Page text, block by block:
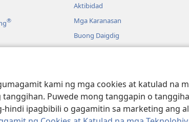
kami ng mga cookies at katulad na
Puwede mong tanggapin o
ipagbibili o gagamitin sa marketing ang
®
Bibliya—Audio
Aktibidad
Mga Karanasan
Buong Daigdig